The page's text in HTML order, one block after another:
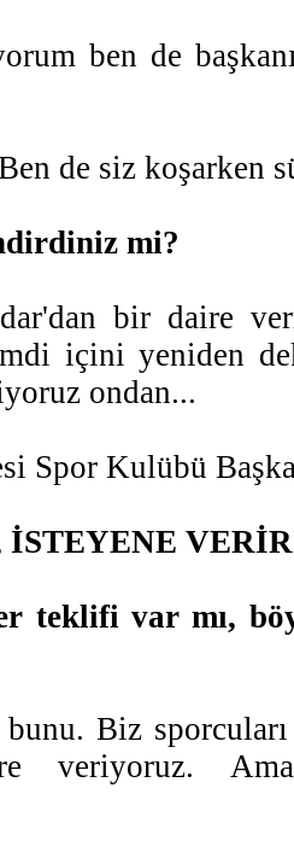
ben de
de siz koşarken
mi?
bir daire
içini yeniden
ondan...
Spor Kulübü
teklifi var mı,
Biz
veriyoruz.